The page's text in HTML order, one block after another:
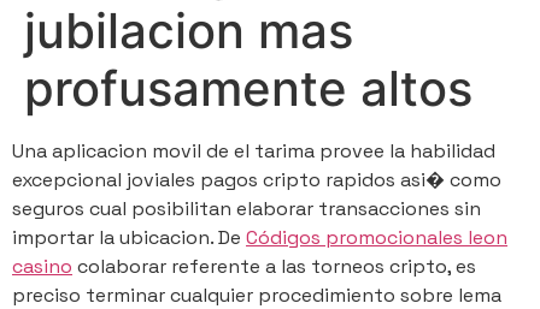
jubilacion mas
profusamente altos
Una aplicacion movil de el tarima provee la habilidad
excepcional joviales pagos cripto rapidos asi� como
seguros cual posibilitan elaborar transacciones sin
importar la ubicacion. De Códigos promocionales leon
casino colaborar referente a las torneos cripto, es
preciso terminar cualquier procedimiento sobre lema